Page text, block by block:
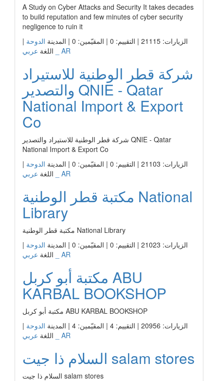
A Study on Cyber Attacks and Security It takes decades
to build reputation and few minutes of cyber security
negligence to ruin it
الزيارات: 21115 | التقييم: 0 | المقيّمين: 0 | المدينة
الدوحة |
اللغة عربي _ AR
شركة قطر الوطنية للاستيراد
والتصدير QNIE - Qatar
National Import & Export
Co
شركة قطر الوطنية للاستيراد والتصدير QNIE - Qatar
National Import & Export Co
الزيارات: 21103 | التقييم: 0 | المقيّمين: 0 | المدينة
الدوحة |
اللغة عربي _ AR
مكتبة قطر الوطنية National
Library
مكتبة قطر الوطنية National Library
الزيارات: 21023 | التقييم: 0 | المقيّمين: 0 | المدينة
الدوحة |
اللغة عربي _ AR
مكتبة أبو كربل ABU
KARBAL BOOKSHOP
مكتبة أبو كربل ABU KARBAL BOOKSHOP
الزيارات: 20956 | التقييم: 4 | المقيّمين: 4 | المدينة
الدوحة |
اللغة عربي _ AR
السلام ذا جيت salam stores
السلام ذا جيت salam stores